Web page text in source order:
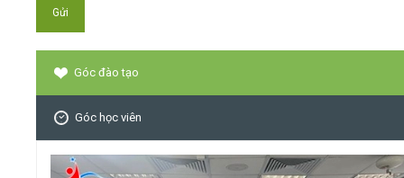
Góc đào tạo
Góc học viên